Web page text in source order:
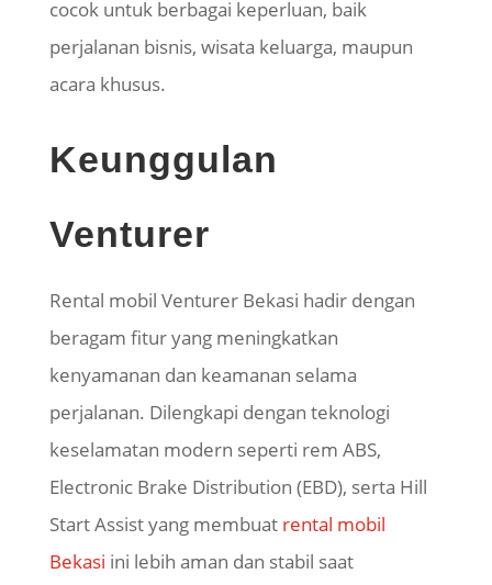
cocok untuk berbagai keperluan, baik
perjalanan bisnis, wisata keluarga, maupun
acara khusus.
Keunggulan
Venturer
Rental mobil Venturer Bekasi hadir dengan
beragam fitur yang meningkatkan
kenyamanan dan keamanan selama
perjalanan. Dilengkapi dengan teknologi
keselamatan modern seperti rem ABS,
Electronic Brake Distribution (EBD), serta Hill
Start Assist yang membuat rental mobil
Bekasi ini lebih aman dan stabil saat